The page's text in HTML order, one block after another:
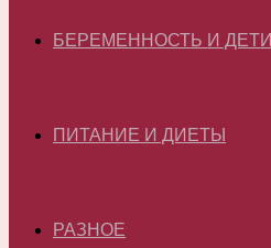
БЕРЕМЕННОСТЬ И ДЕТИ
ПИТАНИЕ И ДИЕТЫ
РАЗНОЕ